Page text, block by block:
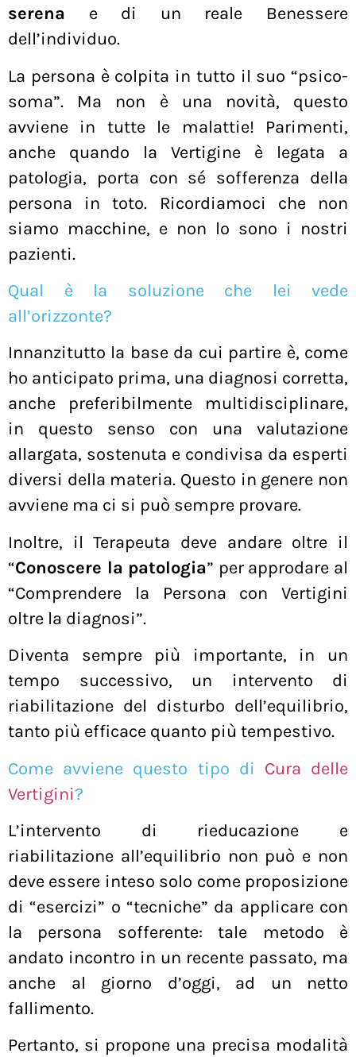
serena e di un reale Benessere
dell’individuo.
La persona è colpita in tutto il suo “psico-
soma”. Ma non è una novità, questo
avviene in tutte le malattie! Parimenti,
anche quando la Vertigine è legata a
patologia, porta con sé sofferenza della
persona in toto. Ricordiamoci che non
siamo macchine, e non lo sono i nostri
pazienti.
Qual è la soluzione che lei vede
all’orizzonte?
Innanzitutto la base da cui partire è, come
ho anticipato prima, una diagnosi corretta,
anche preferibilmente multidisciplinare,
in questo senso con una valutazione
allargata, sostenuta e condivisa da esperti
diversi della materia. Questo in genere non
avviene ma ci si può sempre provare.
Inoltre, il Terapeuta deve andare oltre il
“Conoscere la patologia” per approdare al
“Comprendere la Persona con Vertigini
oltre la diagnosi”.
Diventa sempre più importante, in un
tempo successivo, un intervento di
riabilitazione del disturbo dell’equilibrio,
tanto più efficace quanto più tempestivo.
Come avviene questo tipo di Cura delle
Vertigini?
L’intervento di rieducazione e
riabilitazione all’equilibrio non può e non
deve essere inteso solo come proposizione
di “esercizi” o “tecniche” da applicare con
la persona sofferente: tale metodo è
andato incontro in un recente passato, ma
anche al giorno d’oggi, ad un netto
fallimento.
Pertanto, si propone una precisa modalità